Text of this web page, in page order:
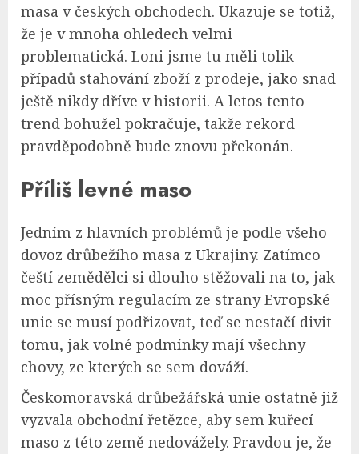
masa v českých obchodech. Ukazuje se totiž,
že je v mnoha ohledech velmi
problematická. Loni jsme tu měli tolik
případů stahování zboží z prodeje, jako snad
ještě nikdy dříve v historii. A letos tento
trend bohužel pokračuje, takže rekord
pravděpodobně bude znovu překonán.
Příliš levné maso
Jedním z hlavních problémů je podle všeho
dovoz drůbežího masa z Ukrajiny. Zatímco
čeští zemědělci si dlouho stěžovali na to, jak
moc přísným regulacím ze strany Evropské
unie se musí podřizovat, teď se nestačí divit
tomu, jak volné podmínky mají všechny
chovy, ze kterých se sem dováží.
Českomoravská drůbežářská unie ostatně již
vyzvala obchodní řetězce, aby sem kuřecí
maso z této země nedovážely. Pravdou je, že